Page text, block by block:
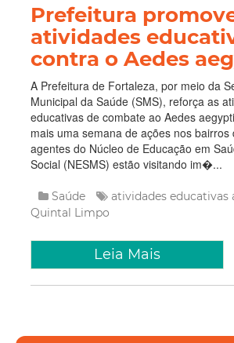
Prefeitura
atividades
contra o Aedes
A Prefeitura de Fortaleza, por meio da
Municipal da Saúde (SMS), reforça as
educativas de combate ao Aedes
mais uma semana de ações nos bairros
agentes do Núcleo de Educação em
Social (NESMS) estão visitando im�...
Saúde atividades educativas
Quintal Limpo
Leia Mais